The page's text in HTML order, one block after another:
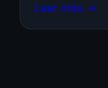
Leer más →